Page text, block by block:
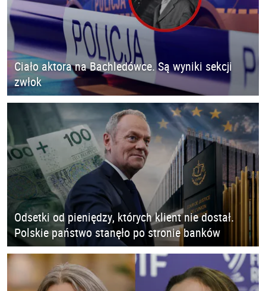
Ciało aktora na Bachledówce. Są wyniki sekcji
zwłok
Odsetki od pieniędzy, których klient nie dostał.
Polskie państwo stanęło po stronie banków